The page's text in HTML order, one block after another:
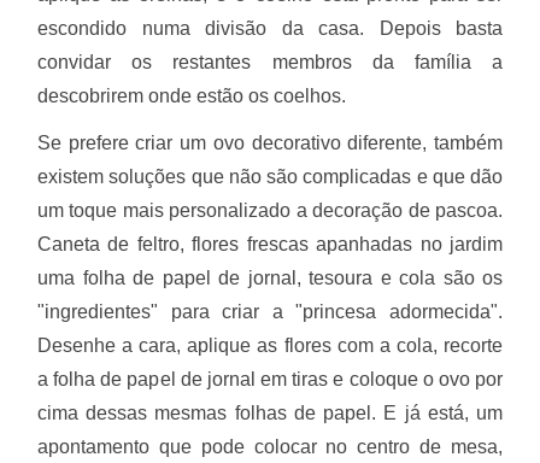
escondido numa divisão da casa. Depois basta
convidar os restantes membros da família a
descobrirem onde estão os coelhos.
Se prefere criar um ovo decorativo diferente, também
existem soluções que não são complicadas e que dão
um toque mais personalizado a decoração de pascoa.
Caneta de feltro, flores frescas apanhadas no jardim
uma folha de papel de jornal, tesoura e cola são os
"ingredientes" para criar a "princesa adormecida".
Desenhe a cara, aplique as flores com a cola, recorte
a folha de papel de jornal em tiras e coloque o ovo por
cima dessas mesmas folhas de papel. E já está, um
apontamento que pode colocar no centro de mesa,